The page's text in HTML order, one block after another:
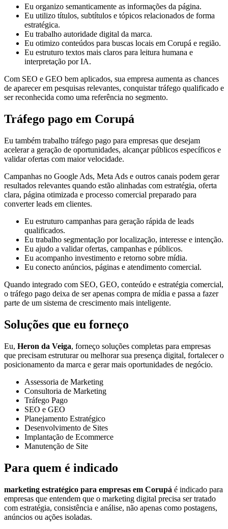
Eu organizo semanticamente as informações da página.
Eu utilizo títulos, subtítulos e tópicos relacionados de forma
estratégica.
Eu trabalho autoridade digital da marca.
Eu otimizo conteúdos para buscas locais em Corupá e região.
Eu estruturo textos mais claros para leitura humana e
interpretação por IA.
Com SEO e GEO bem aplicados, sua empresa aumenta as chances
de aparecer em pesquisas relevantes, conquistar tráfego qualificado e
ser reconhecida como uma referência no segmento.
Tráfego pago em Corupá
Eu também trabalho tráfego pago para empresas que desejam
acelerar a geração de oportunidades, alcançar públicos específicos e
validar ofertas com maior velocidade.
Campanhas no Google Ads, Meta Ads e outros canais podem gerar
resultados relevantes quando estão alinhadas com estratégia, oferta
clara, página otimizada e processo comercial preparado para
converter leads em clientes.
Eu estruturo campanhas para geração rápida de leads
qualificados.
Eu trabalho segmentação por localização, interesse e intenção.
Eu ajudo a validar ofertas, campanhas e públicos.
Eu acompanho investimento e retorno sobre mídia.
Eu conecto anúncios, páginas e atendimento comercial.
Quando integrado com SEO, GEO, conteúdo e estratégia comercial,
o tráfego pago deixa de ser apenas compra de mídia e passa a fazer
parte de um sistema de crescimento mais inteligente.
Soluções que eu forneço
Eu, Heron da Veiga, forneço soluções completas para empresas
que precisam estruturar ou melhorar sua presença digital, fortalecer o
posicionamento da marca e gerar mais oportunidades de negócio.
Assessoria de Marketing
Consultoria de Marketing
Tráfego Pago
SEO e GEO
Planejamento Estratégico
Desenvolvimento de Sites
Implantação de Ecommerce
Manutenção de Site
Para quem é indicado
marketing estratégico para empresas em Corupá é indicado para
empresas que entendem que o marketing digital precisa ser tratado
com estratégia, consistência e análise, não apenas como postagens,
anúncios ou ações isoladas.